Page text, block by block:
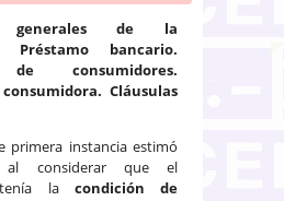
generales de la
Préstamo bancario.
de consumidores.
Cláusulas
primera instancia estimó
al considerar que el
tenía la condición de